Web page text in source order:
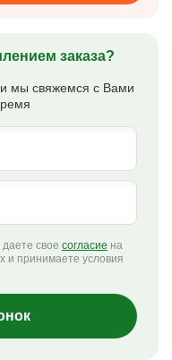
заказа?
мы свяжемся с Вами
свое согласие на
и принимаете условия